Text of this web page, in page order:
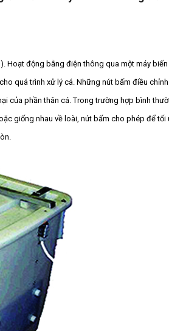
Hoạt động bằng điện thông qua một máy biến
quá trình xử lý cá. Những nút bấm điều
của phần thân cá. Trong trường hợp bình
giống nhau về loài, nút bấm cho phép để tối